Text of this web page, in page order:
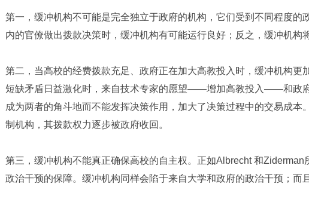
第一，缓冲机构不可能是完全独立于政府的机构，它们受到不同程度
内的官僚做出拨款决策时，缓冲机构有可能运行良好；反之，缓冲机构
第二，当高校的经费拨款充足、政府正在加大高教投入时，缓冲机构
短缺矛盾日益激化时，来自技术专家的愿望——增加高教投入——和政
成为两者的角斗地而不能发挥决策作用，加大了决策过程中的交易成
制机构，其拨款权力逐步被政府收回。
第三，缓冲机构不能真正确保高校的自主权。正如Albrecht 和
政治干预的保障。缓冲机构同样会陷于来自大学和政府的政治干预；而